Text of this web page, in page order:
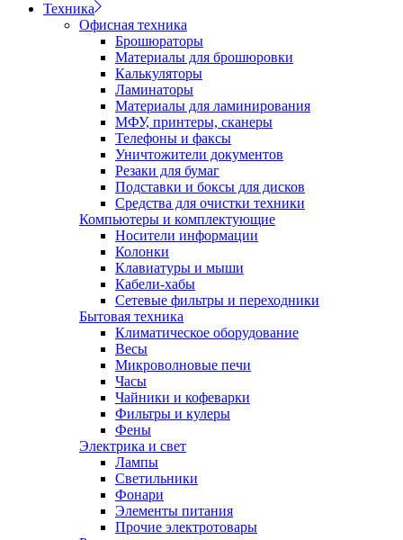
Техника
Офисная техника
Брошюраторы
Материалы для брошюровки
Калькуляторы
Ламинаторы
Материалы для ламинирования
МФУ, принтеры, сканеры
Телефоны и факсы
Уничтожители документов
Резаки для бумаг
Подставки и боксы для дисков
Средства для очистки техники
Компьютеры и комплектующие
Носители информации
Колонки
Клавиатуры и мыши
Кабели-хабы
Сетевые фильтры и переходники
Бытовая техника
Климатическое оборудование
Весы
Микроволновые печи
Часы
Чайники и кофеварки
Фильтры и кулеры
Фены
Электрика и свет
Лампы
Светильники
Фонари
Элементы питания
Прочие электротовары